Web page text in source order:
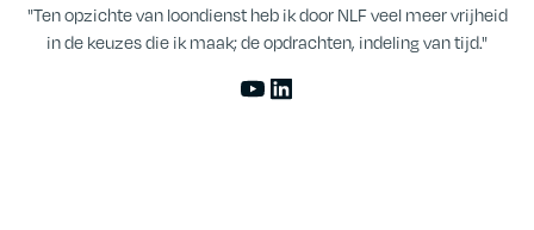
"Ten opzichte van loondienst heb ik door NLF veel meer vrijheid
in de keuzes die ik maak; de opdrachten, indeling van tijd."